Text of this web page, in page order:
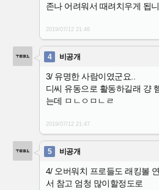
존나 어려워서 때려치우게 됩
2019/07/12 21:46
4 비공개
3/ 유명한 사람이였군요..
디씨 유동으로 활동하길래 걍
는데 ㅁㄴㅇㅁㄴㄹ
2019/07/12 21:47
5 비공개
4/ 오버워치 프로들도 래킹볼
서 참고 엄청 많이할정도로